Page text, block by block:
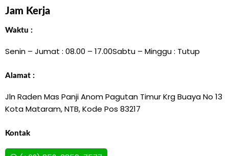
Jam Kerja
Waktu :
Senin – Jumat : 08.00 – 17.00Sabtu – Minggu : Tutup
Alamat :
Jln Raden Mas Panji Anom Pagutan Timur Krg Buaya No 13
Kota Mataram, NTB, Kode Pos 83217
Kontak